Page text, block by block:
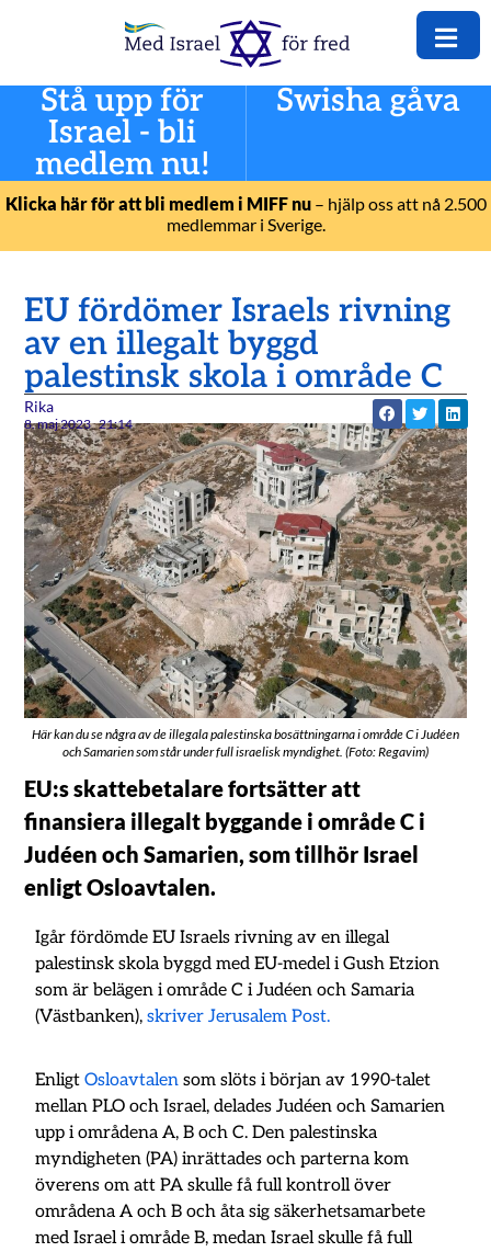
Stå upp för
Israel - bli
medlem nu!
Swisha gåva
Klicka här för att bli medlem i MIFF nu– hjälp oss att nå 2.500
medlemmar i Sverige.
EU fördömer Israels rivning
av en illegalt byggd
palestinsk skola i område C
Rika
8. maj 2023 21:14
Här kan du se några av de illegala palestinska bosättningarna i område C i Judéen
och Samarien som står under full israelisk myndighet. (Foto: Regavim)
EU:s skattebetalare fortsätter att
finansiera illegalt byggande i område C i
Judéen och Samarien, som tillhör Israel
enligt Osloavtalen.
Igår fördömde EU Israels rivning av en illegal
palestinsk skola byggd med EU-medel i Gush Etzion
som är belägen i område C i Judéen och Samaria
(Västbanken),skriver Jerusalem Post.
EnligtOsloavtalen som slöts i början av 1990-talet
mellan PLO och Israel, delades Judéen och Samarien
upp i områdena A, B och C. Den palestinska
myndigheten (PA) inrättades och parterna kom
överens om att PA skulle få full kontroll över
områdena A och B och åta sig säkerhetsamarbete
med Israel i område B, medan Israel skulle få full